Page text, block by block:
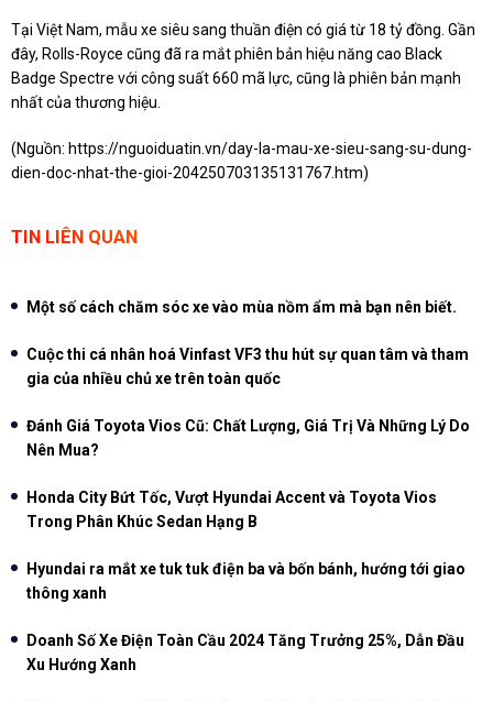
Tại Việt Nam, mẫu xe siêu sang thuần điện có giá từ 18 tỷ đồng. Gần
đây, Rolls-Royce cũng đã ra mắt phiên bản hiệu năng cao Black
Badge Spectre với công suất 660 mã lực, cũng là phiên bản mạnh
nhất của thương hiệu.
(Nguồn: https://nguoiduatin.vn/day-la-mau-xe-sieu-sang-su-dung-
dien-doc-nhat-the-gioi-204250703135131767.htm)
TIN LIÊN QUAN
Một số cách chăm sóc xe vào mùa nồm ẩm mà bạn nên biết.
Cuộc thi cá nhân hoá Vinfast VF3 thu hút sự quan tâm và tham
gia của nhiều chủ xe trên toàn quốc
Đánh Giá Toyota Vios Cũ: Chất Lượng, Giá Trị Và Những Lý Do
Nên Mua?
Honda City Bứt Tốc, Vượt Hyundai Accent và Toyota Vios
Trong Phân Khúc Sedan Hạng B
Hyundai ra mắt xe tuk tuk điện ba và bốn bánh, hướng tới giao
thông xanh
Doanh Số Xe Điện Toàn Cầu 2024 Tăng Trưởng 25%, Dẫn Đầu
Xu Hướng Xanh